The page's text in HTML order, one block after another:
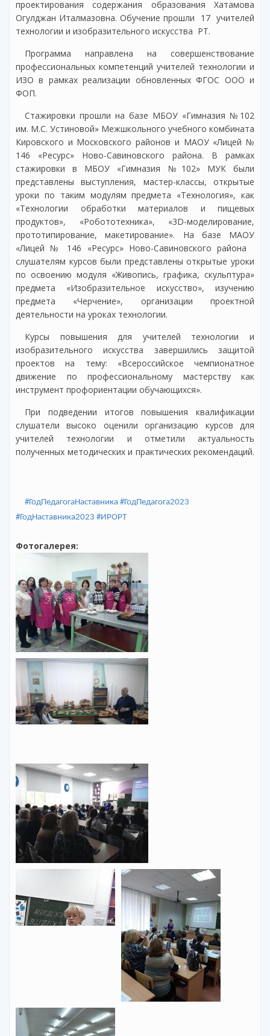
проектирования содержания образования Хатамова
Огулджан Италмазовна. Обучение прошли 17 учителей
технологии и изобразительного искусства РТ.
Программа направлена на совершенствование
профессиональных компетенций учителей технологии и
ИЗО в рамках реализации обновленных ФГОС ООО и
ФОП.
Стажировки прошли на базе МБОУ «Гимназия №102
им. М.С. Устиновой» Межшкольного учебного комбината
Кировского и Московского районов и МАОУ «Лицей №
146 «Ресурс» Ново-Савиновского района. В рамках
стажировки в МБОУ «Гимназия №102» МУК были
представлены выступления, мастер-классы, открытые
уроки по таким модулям предмета «Технология», как
«Технологии обработки материалов и пищевых
продуктов», «Робототехника», «3D-моделирование,
прототипирование, макетирование». На базе МАОУ
«Лицей № 146 «Ресурс» Ново-Савиновского района
слушателям курсов были представлены открытые уроки
по освоению модуля «Живопись, графика, скульптура»
предмета «Изобразительное искусство», изучению
предмета «Черчение», организации проектной
деятельности на уроках технологии.
Курсы повышения для учителей технологии и
изобразительного искусства завершились защитой
проектов на тему: «Всероссийское чемпионатное
движение по профессиональному мастерству как
инструмент профориентации обучающихся».
При подведении итогов повышения квалификации
слушатели высоко оценили организацию курсов для
учителей технологии и отметили актуальность
полученных методических и практических рекомендаций.
#ГодПедагогаНаставника #ГодПедагога2023
#ГодНаставника2023 #ИРОРТ
Фотогалерея: